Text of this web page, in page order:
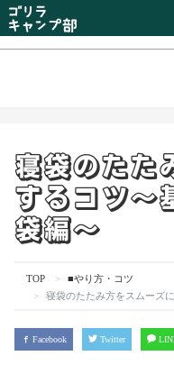
寝袋のたた
するコツ～
袋編～
TOP
■やり方・コツ
寝袋のたたみ方をスムーズ
Facebook Twitter